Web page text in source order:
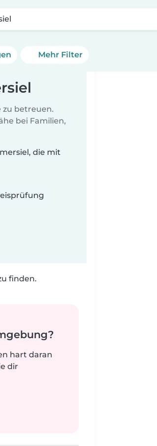
Mehr Filter
zu betreuen.
bei Familien,
die mit
finden.
hart daran
dir